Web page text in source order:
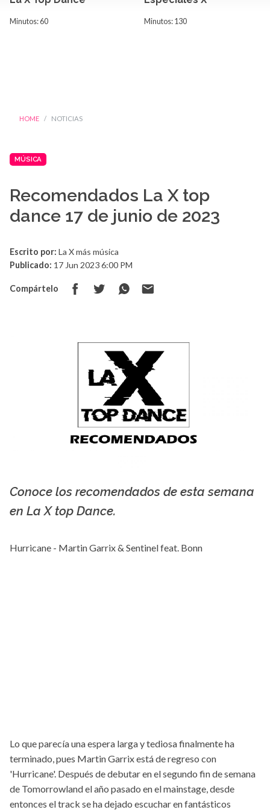
Minutos: 60 Minutos: 130
HOME NOTICIAS
MÚSICA
Recomendados La X top
dance 17 de junio de 2023
Escrito por: La X más música
Publicado: 17 Jun 2023 6:00 PM
Compártelo
Conoce los recomendados de esta semana
en La X top Dance.
Hurricane - Martin Garrix & Sentinel feat. Bonn
Lo que parecía una espera larga y tediosa finalmente ha
terminado, pues Martin Garrix está de regreso con
'Hurricane'. Después de debutar en el segundo fin de semana
de Tomorrowland el año pasado en el mainstage, desde
entonces el track se ha dejado escuchar en fantásticos